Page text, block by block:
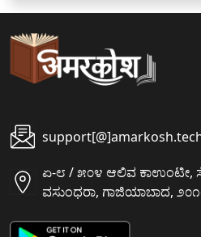
ಏ-೮ / ೫೦೪ ಆಲಿವ ಕಾಉಂಟೀ,
ವಸುಂಧರಾ, ಗಾಜಿಯಾಬಾದ,